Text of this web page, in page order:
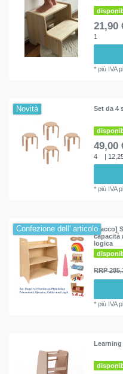
21,90
1
*più IVA
Novità Set da 4
49,00
4 |
*più IVA
Confezione dell' articolo[Pacco]
capacità
logica
RRP
*più IVA